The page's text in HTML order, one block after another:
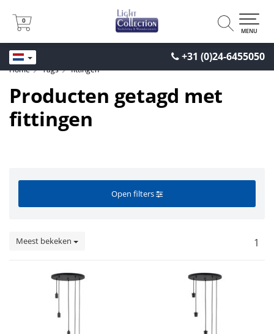
+31 (0)24-6455050
0
0
MENU
Home Tags fittingen
Producten getagd met
fittingen
Open filters
Meest bekeken 1